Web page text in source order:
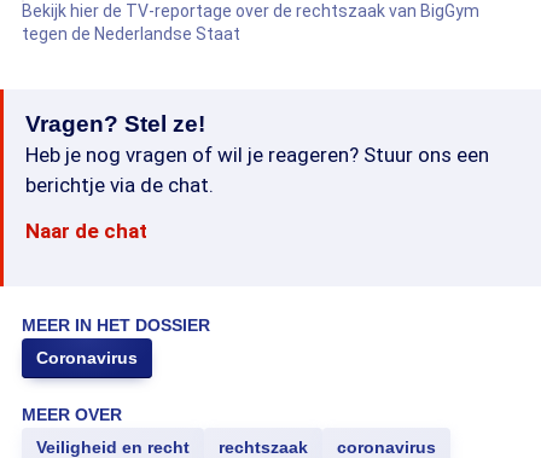
Bekijk hier de TV-reportage over de rechtszaak van BigGym
tegen de Nederlandse Staat
Vragen? Stel ze!
Heb je nog vragen of wil je reageren? Stuur ons een
berichtje via de chat.
Naar de chat
MEER IN HET DOSSIER
Coronavirus
MEER OVER
Veiligheid en recht
rechtszaak coronavirus